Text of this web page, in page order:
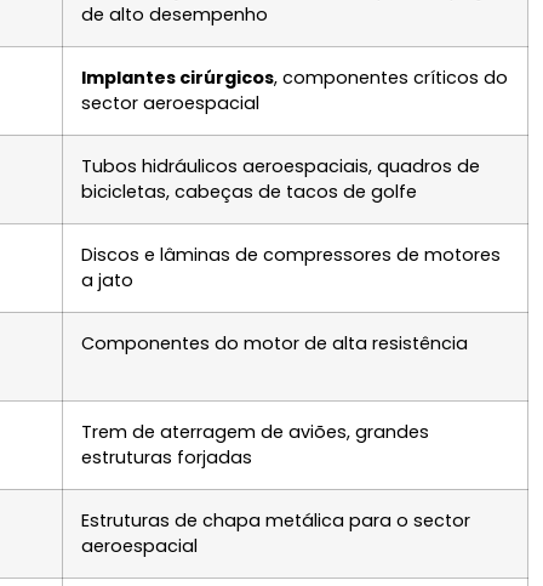
de alto desempenho
Implantes cirúrgicos, componentes críticos do
sector aeroespacial
Tubos hidráulicos aeroespaciais, quadros de
bicicletas, cabeças de tacos de golfe
Discos e lâminas de compressores de motores
a jato
Componentes do motor de alta resistência
Trem de aterragem de aviões, grandes
estruturas forjadas
Estruturas de chapa metálica para o sector
aeroespacial